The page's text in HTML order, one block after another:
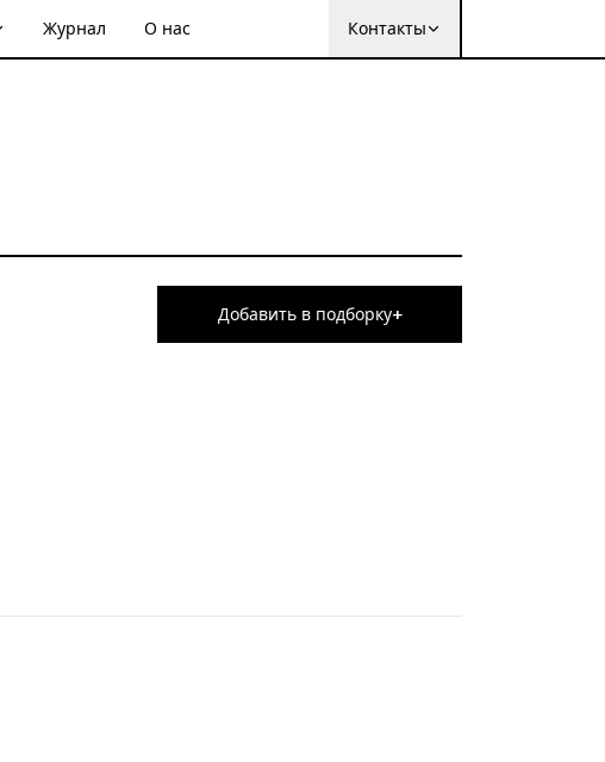
Журнал О нас Контакты
Добавить в подборку+